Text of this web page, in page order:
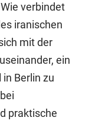
verbindet
iranischen
mit der
ein
Berlin zu
praktische